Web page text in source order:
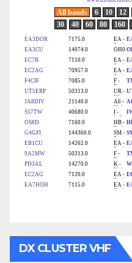
DX CLUSTER VHF